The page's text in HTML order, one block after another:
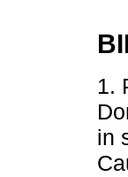
1.
in